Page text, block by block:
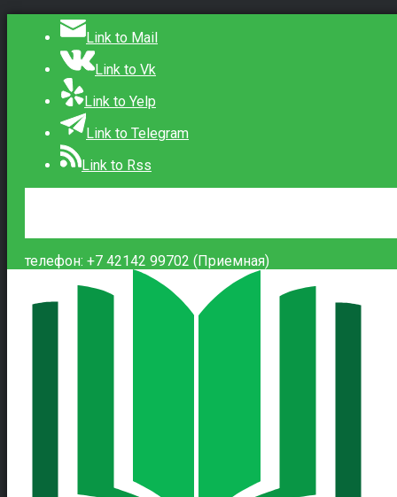
Link to Mail
Link to Vk
Link to Yelp
Link to Telegram
Link to Rss
телефон: +7 42142 99702 (Приемная)